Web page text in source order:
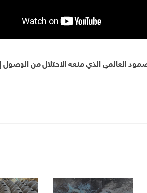
العالمي الذي منعه الاحتلال من الوصول